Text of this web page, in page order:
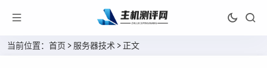
当前位置： 首页 > 服务器技术 > 正文